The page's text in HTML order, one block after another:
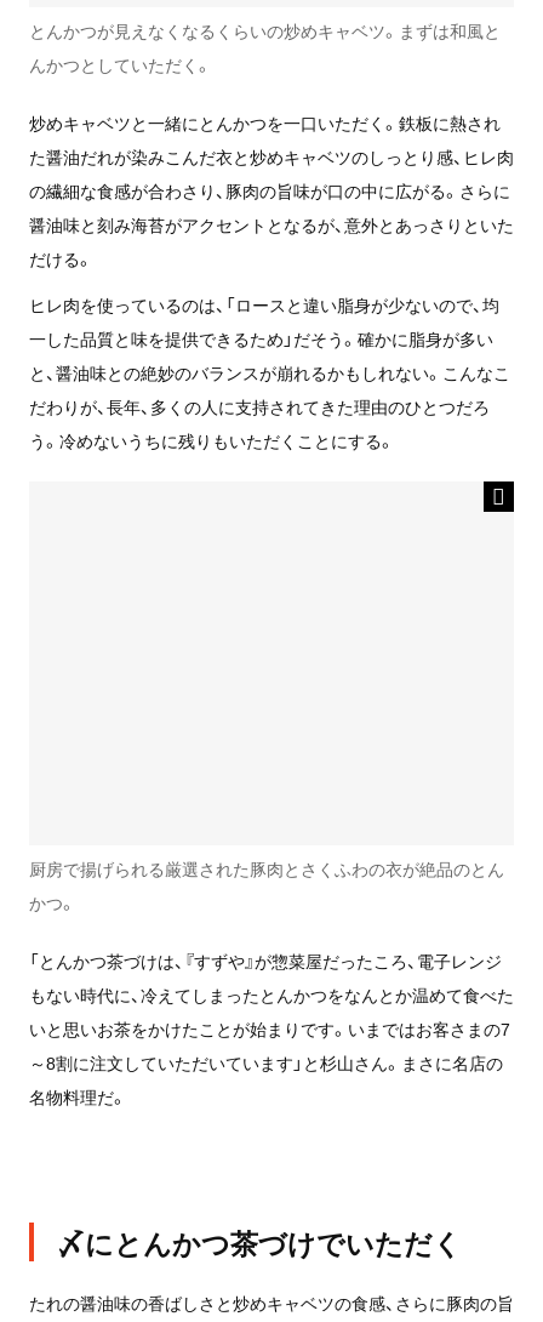
とんかつが見えなくなるくらいの炒めキャベツ。まずは和風と
んかつとしていただく。
炒めキャベツと一緒にとんかつを一口いただく。鉄板に熱され
た醤油だれが染みこんだ衣と炒めキャベツのしっとり感、ヒレ肉
の繊細な食感が合わさり、豚肉の旨味が口の中に広がる。さらに
醤油味と刻み海苔がアクセントとなるが、意外とあっさりといた
だける。
ヒレ肉を使っているのは、「ロースと違い脂身が少ないので、均
一した品質と味を提供できるため」だそう。確かに脂身が多い
と、醤油味との絶妙のバランスが崩れるかもしれない。こんなこ
だわりが、長年、多くの人に支持されてきた理由のひとつだろ
う。冷めないうちに残りもいただくことにする。
厨房で揚げられる厳選された豚肉とさくふわの衣が絶品のとん
かつ。
「とんかつ茶づけは、『すずや』が惣菜屋だったころ、電子レンジ
もない時代に、冷えてしまったとんかつをなんとか温めて食べた
いと思いお茶をかけたことが始まりです。いまではお客さまの7
～8割に注文していただいています」と杉山さん。まさに名店の
名物料理だ。
〆にとんかつ茶づけでいただく
たれの醤油味の香ばしさと炒めキャベツの食感、さらに豚肉の旨